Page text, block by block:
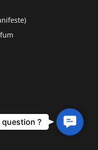
Contact
Us
question ?